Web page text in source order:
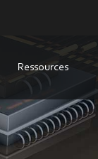
Ressources